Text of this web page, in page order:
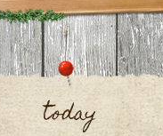
today